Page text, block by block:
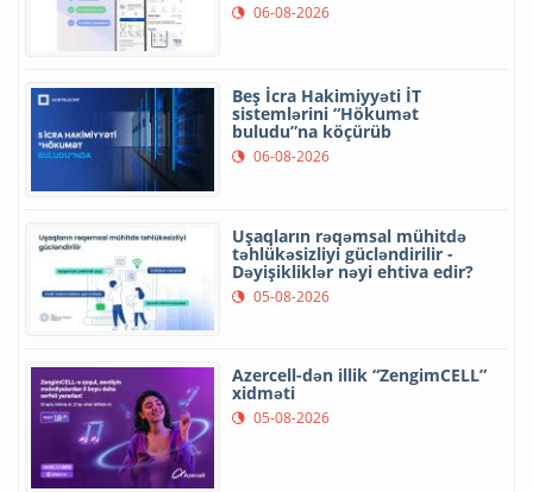
06-08-2026
Beş İcra Hakimiyyəti İT
sistemlərini “Hökumət
buludu”na köçürüb
06-08-2026
Uşaqların rəqəmsal mühitdə
təhlükəsizliyi gücləndirilir -
Dəyişikliklər nəyi ehtiva edir?
05-08-2026
Azercell-dən illik “ZengimCELL”
xidməti
05-08-2026